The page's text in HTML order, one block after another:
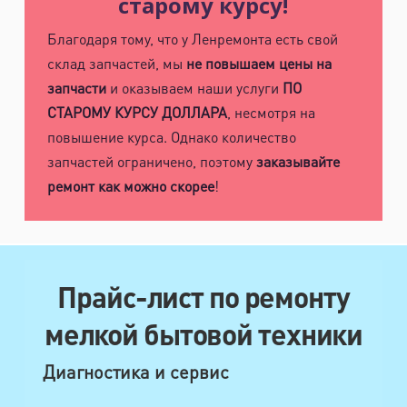
Благодаря тому, что у Ленремонта есть свой
склад запчастей, мы не повышаем цены на
запчастии оказываем наши услуги ПО
СТАРОМУ КУРСУ ДОЛЛАРА, несмотря на
повышение курса. Однако количество
запчастей ограничено, поэтомузаказывайте
ремонт как можно скорее!
Прайс-лист по ремонту
мелкой бытовой техники
Диагностика и сервис